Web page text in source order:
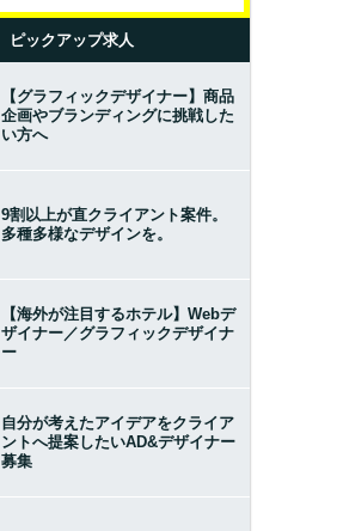
ピックアップ求人
【グラフィックデザイナー】商品
企画やブランディングに挑戦した
い方へ
9割以上が直クライアント案件。
多種多様なデザインを。
【海外が注目するホテル】Webデ
ザイナー／グラフィックデザイナ
ー
自分が考えたアイデアをクライア
ントへ提案したいAD&デザイナー
募集